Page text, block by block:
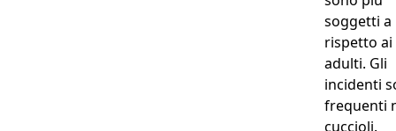
soggetti a
rispetto ai
adulti. Gli
incidenti
frequenti
cuccioli.